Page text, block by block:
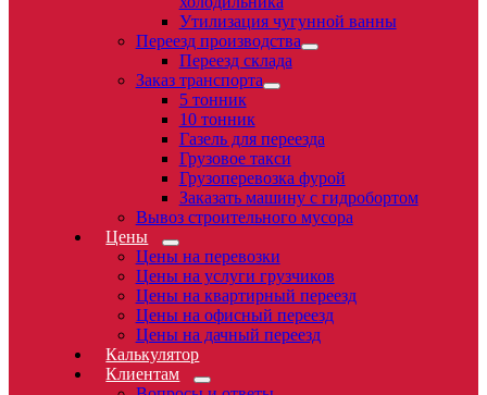
Утилизация чугунной ванны
Переезд производства
Переезд склада
Заказ транспорта
5 тонник
10 тонник
Газель для переезда
Грузовое такси
Грузоперевозка фурой
Заказать машину с гидробортом
Вывоз строительного мусора
Цены
Цены на перевозки
Цены на услуги грузчиков
Цены на квартирный переезд
Цены на офисный переезд
Цены на дачный переезд
Калькулятор
Клиентам